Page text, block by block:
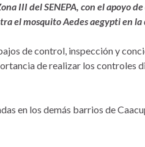
III del SENEPA, con el apoyo
el mosquito Aedes aegypti en
de control, inspección y
de realizar los controles
en los demás barrios de